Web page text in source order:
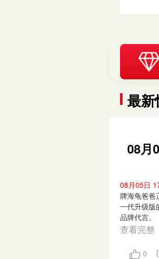
最
08月
08月05日
牌海龟爸爸
一代升级版
品牌代言。
查看完整
0